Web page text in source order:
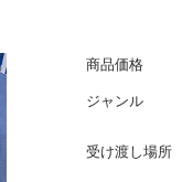
商品価格
ジャンル
受け渡し場所